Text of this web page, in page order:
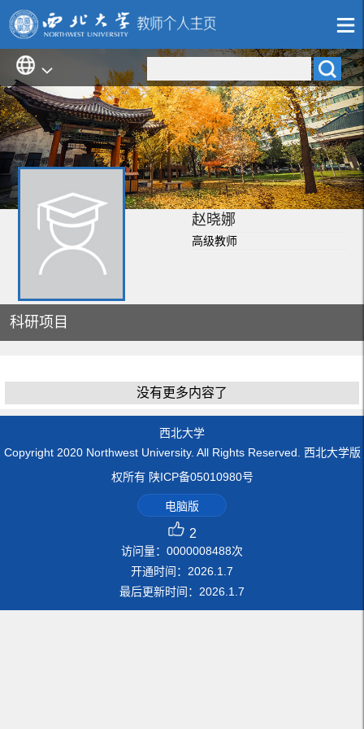
赵晓娜
高级教师
科研项目
没有更多内容了
西北大学
Copyright 2020 Northwest University. All Rights Reserved. 西北大学版
权所有 陕ICP备05010980号
电脑版
2
访问量： 0000008488次
开通时间： 2026 1 7
最后更新时间： 2026 1 7